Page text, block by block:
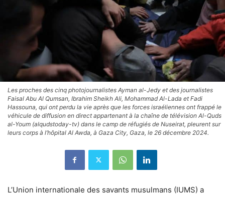
Les proches des cinq photojournalistes Ayman al-Jedy et des journalistes
Faisal Abu Al Qumsan, Ibrahim Sheikh Ali, Mohammad Al-Lada et Fadi
Hassouna, qui ont perdu la vie après que les forces israéliennes ont frappé le
véhicule de diffusion en direct appartenant à la chaîne de télévision Al-Quds
al-Youm (alqudstoday-tv) dans le camp de réfugiés de Nuseirat, pleurent sur
leurs corps à l’hôpital Al Awda, à Gaza City, Gaza, le 26 décembre 2024.
L’Union internationale des savants musulmans (IUMS) a